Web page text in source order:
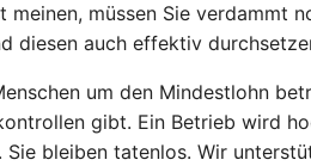
meinen, müssen Sie verdammt
diesen auch effektiv
um den Mindestlohn
gibt. Ein Betrieb wird
bleiben tatenlos. Wir